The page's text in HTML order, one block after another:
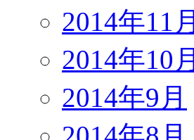
2014年11月
2014年10月
2014年9月